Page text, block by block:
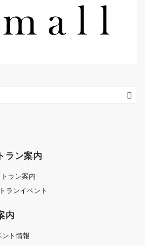
ラン案内
ラン案内
ランイベント
内
ト情報